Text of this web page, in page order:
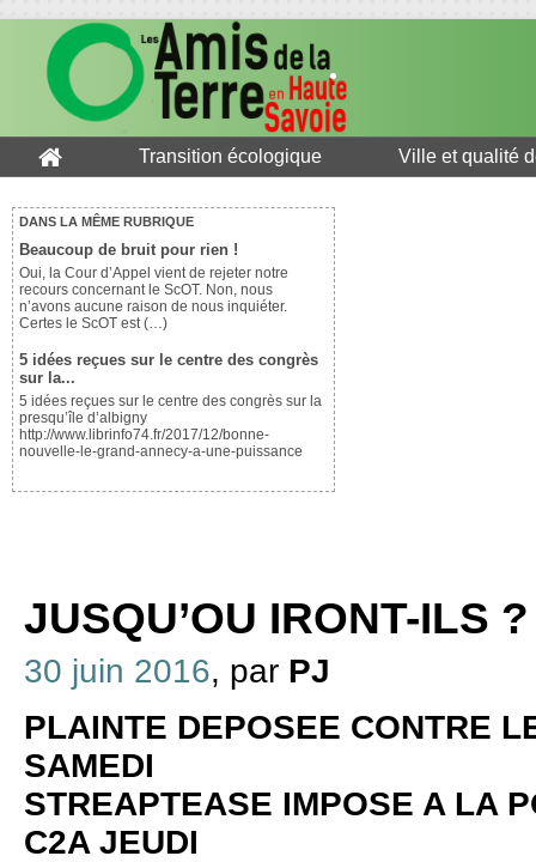
Transition écologique Ville et qualité
DANS LA MÊME RUBRIQUE
Beaucoup de bruit pour rien !
Oui, la Cour d’Appel vient de rejeter notre
recours concernant le ScOT. Non, nous
n’avons aucune raison de nous inquiéter.
Certes le ScOT est (…)
5 idées reçues sur le centre des congrès
sur la...
5 idées reçues sur le centre des congrès sur la
presqu’île d’albigny
http://www.librinfo74.fr/2017/12/bonne-
nouvelle-le-grand-annecy-a-une-puissance
JUSQU’OU IRONT-ILS ?
30 juin 2016, par PJ
PLAINTE DEPOSEE CONTRE
SAMEDI
STREAPTEASE IMPOSE A LA
C2A JEUDI